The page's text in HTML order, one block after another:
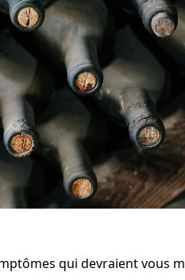
qui devraient vous